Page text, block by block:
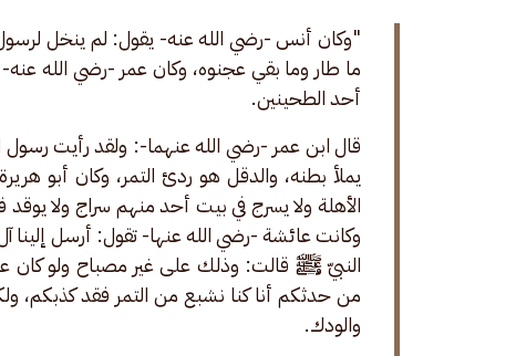
"وكان أنس -رضي الله عنه- يقول: لم ينخل لرسول
ما طار وما بقي عجنوه، وكان عمر -رضي الله
أحد الطحينين.
قال ابن عمر -رضي الله عنهما-: ولقد رأيت
يملأ بطنه، والدقل هو ردئ التمر، وكان أبو
الأهلة ولا يسرج في بيت أحد منهم سراج ولا يوقد
وكانت عائشة -رضي الله عنها- تقول: أرسل
النبيّ ﷺ قالت: وذلك على غير مصباح ولو كان
من حدثكم أنا كنا نشبع من التمر فقد كذبكم،
والودك.